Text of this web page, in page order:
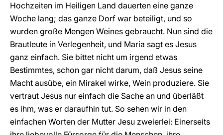
Hochzeiten im Heiligen Land dauerten eine ganze
Woche lang; das ganze Dorf war beteiligt, und so
wurden große Mengen Weines gebraucht. Nun sind die
Brautleute in Verlegenheit, und Maria sagt es Jesus
ganz einfach. Sie bittet nicht um irgend etwas
Bestimmtes, schon gar nicht darum, daß Jesus seine
Macht ausübe, ein Mirakel wirke, Wein produziere. Sie
vertraut Jesus nur einfach die Sache an und überläßt
es ihm, was er daraufhin tut. So sehen wir in den
einfachen Worten der Mutter Jesu zweierlei: Einerseits